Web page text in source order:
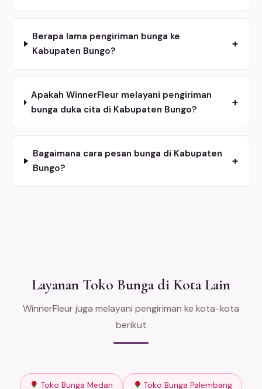
Berapa lama pengiriman bunga ke
Kabupaten Bungo?
+
Apakah WinnerFleur melayani pengiriman
bunga duka cita di Kabupaten Bungo?
+
Bagaimana cara pesan bunga di Kabupaten
Bungo?
+
Layanan Toko Bunga di Kota Lain
WinnerFleur juga melayani pengiriman ke kota-kota
berikut
Toko Bunga Medan Toko Bunga Palembang